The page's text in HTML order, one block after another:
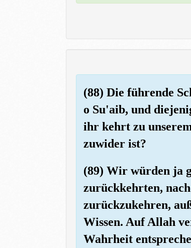
(88) Die führende
o Su'aib, und
ihr kehrt zu
zuwider ist?
(89) Wir würden ja
zurückkehrten,
zurückzukehren,
Wissen. Auf Allah
Wahrheit